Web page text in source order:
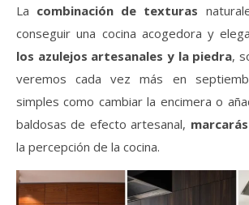
La combinación de texturas
conseguir una cocina acogedora y
los azulejos artesanales y la piedra,
veremos cada vez más en
simples como cambiar la encimera o
baldosas de efecto artesanal,
la percepción de la cocina.